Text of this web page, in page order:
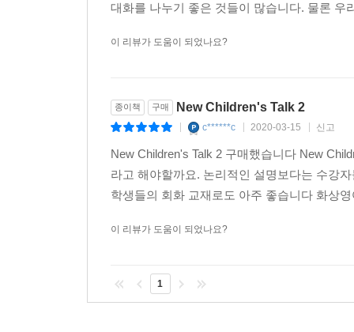
대화를 나누기 좋은 것들이 많습니다. 물론
이 리뷰가 도움이 되었나요?
종이책 구매 New Children's Talk 2
c******c 2020-03-15 신고
New Children's Talk 2 구매했습니다 New
라고 해야할까요. 논리적인 설명보다는 수강
학생들의 회화 교재로도 아주 좋습니다 화상
이 리뷰가 도움이 되었나요?
1